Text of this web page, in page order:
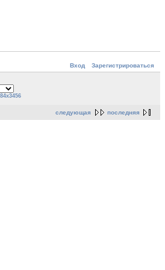
Вход
Зарегистрироваться
следующая последняя